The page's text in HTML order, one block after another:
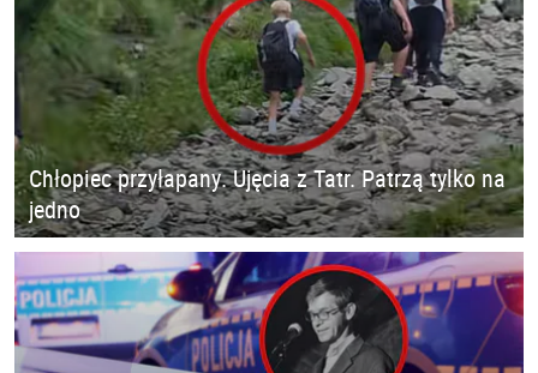
Chłopiec przyłapany. Ujęcia z Tatr. Patrzą tylko na
jedno